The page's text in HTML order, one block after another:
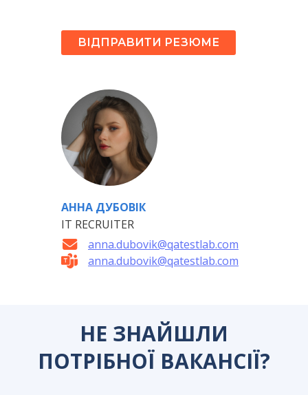
ВІДПРАВИТИ РЕЗЮМЕ
АННА ДУБОВІК
IT RECRUITER
anna.dubovik@qatestlab.com
anna.dubovik@qatestlab.com
НЕ ЗНАЙШЛИ
ПОТРІБНОЇ ВАКАНСІЇ?